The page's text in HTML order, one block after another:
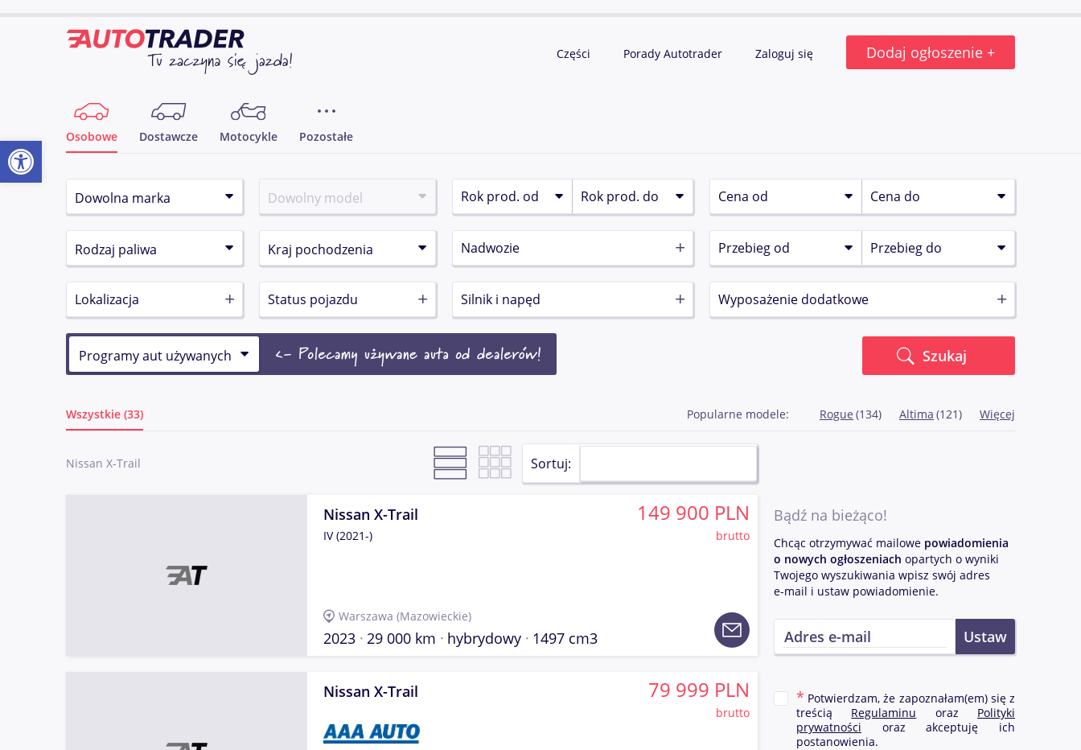
Części Porady Autotrader Zaloguj się Dodaj ogłoszenie +
Osobowe Dostawcze Motocykle Pozostałe
Nadwozie
Lokalizacja Status pojazdu Silnik i napęd Wyposażenie dodatkowe
Szukaj
Wszystkie (33) Popularne modele: Rogue (134) Altima (121) Więcej
Nissan X-Trail Sortuj:
Nissan X-Trail
IV (2021-)
149 900 PLN
brutto
Warszawa (Mazowieckie)
2023 29 000 km hybrydowy 1497 cm3
Nissan X-Trail 79 999 PLN
brutto
Bądź na bieżąco!
Chcąc otrzymywać mailowe powiadomienia
o nowych ogłoszeniach opartych o wyniki
Twojego wyszukiwania wpisz swój adres
e-mail i ustaw powiadomienie.
Potwierdzam, że zapoznałam(em) się z
treścią Regulaminu oraz Polityki
prywatności oraz akceptuję ich
postanowienia.
Otwórz pasek narzędzi